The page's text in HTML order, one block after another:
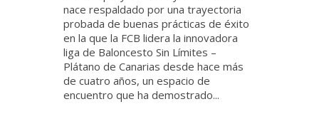
nace respaldado por una trayectoria
probada de buenas prácticas de éxito
en la que la FCB lidera la innovadora
liga de Baloncesto Sin Límites –
Plátano de Canarias desde hace más
de cuatro años, un espacio de
encuentro que ha demostrado...